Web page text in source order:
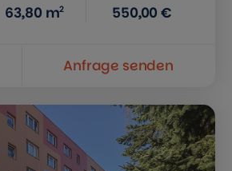
63,80 m2 550,00 €
Anfrage senden